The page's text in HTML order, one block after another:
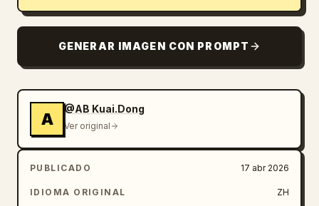
GENERAR IMAGEN CON PROMPT
A
@AB Kuai.Dong
Ver original
PUBLICADO 17 abr 2026
IDIOMA ORIGINAL ZH